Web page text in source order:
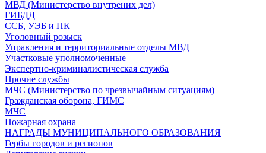
МВД (Министерство внутрених дел)
ГИБДД
ССБ, УЭБ и ПК
Уголовный розыск
Управления и территориальные отделы МВД
Участковые уполномоченные
Экспертно-криминалистическая служба
Прочие службы
МЧС (Министерство по чрезвычайным ситуациям)
Гражданская оборона, ГИМС
МЧС
Пожарная охрана
НАГРАДЫ МУНИЦИПАЛЬНОГО ОБРАЗОВАНИЯ
Гербы городов и регионов